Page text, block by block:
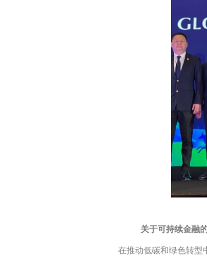
关于可持续金融
在推动低碳和绿色转型